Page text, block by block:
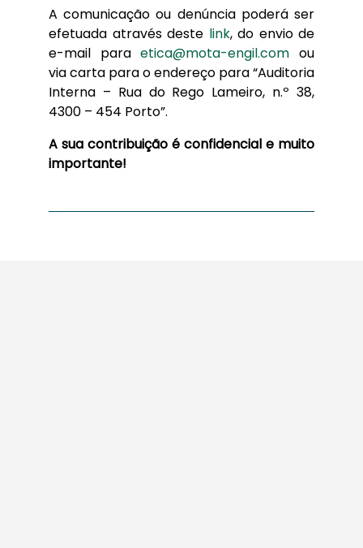
A comunicação ou denúncia poderá ser
efetuada através deste link, do envio de
e-mail paraetica@mota-engil.com ou
via carta para o endereço para “Auditoria
Interna – Rua do Rego Lameiro, n.º 38,
4300 – 454 Porto”.
A sua contribuição é confidencial e muito
importante!